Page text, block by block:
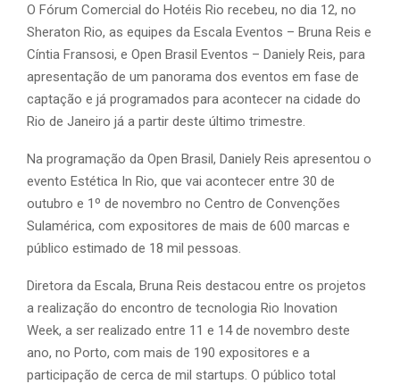
O Fórum Comercial do Hotéis Rio recebeu, no dia 12, no
Sheraton Rio, as equipes da Escala Eventos – Bruna Reis e
Cíntia Fransosi, e Open Brasil Eventos – Daniely Reis, para
apresentação de um panorama dos eventos em fase de
captação e já programados para acontecer na cidade do
Rio de Janeiro já a partir deste último trimestre.
Na programação da Open Brasil, Daniely Reis apresentou o
evento Estética In Rio, que vai acontecer entre 30 de
outubro e 1º de novembro no Centro de Convenções
Sulamérica, com expositores de mais de 600 marcas e
público estimado de 18 mil pessoas.
Diretora da Escala, Bruna Reis destacou entre os projetos
a realização do encontro de tecnologia Rio Inovation
Week, a ser realizado entre 11 e 14 de novembro deste
ano, no Porto, com mais de 190 expositores e a
participação de cerca de mil startups. O público total